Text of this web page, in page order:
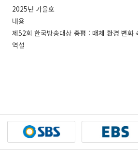
2025년 가을호
내용
제52회 한국방송대상 총평 : 매체 환경 변화
역설